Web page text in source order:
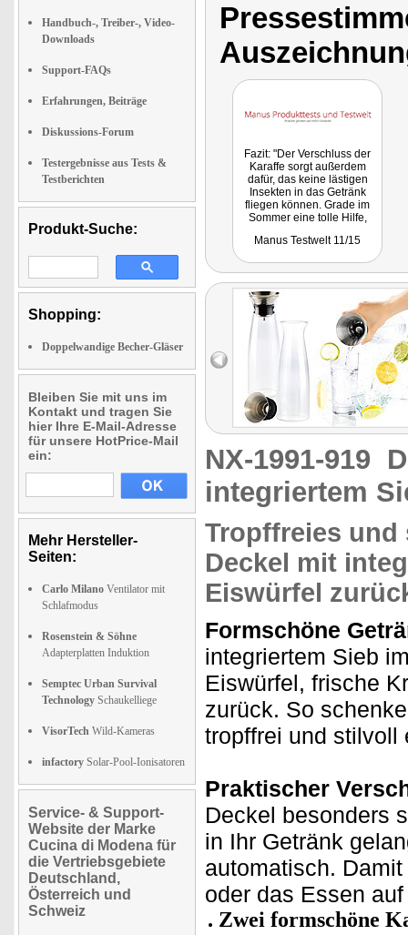
Handbuch-, Treiber-, Video-
Downloads
Support-FAQs
Erfahrungen, Beiträge
Diskussions-Forum
Testergebnisse aus Tests &
Testberichten
Produkt-Suche:
Shopping:
Doppelwandige Becher-Gläser
Bleiben Sie mit uns im
Kontakt und tragen Sie
hier Ihre E-Mail-Adresse
für unsere HotPrice-Mail
ein:
Mehr Hersteller-
Seiten:
Carlo Milano Ventilator mit
Schlafmodus
Rosenstein & Söhne
Adapterplatten Induktion
Semptec Urban Survival
Technology Schaukelliege
VisorTech Wild-Kameras
infactory Solar-Pool-Ionisatoren
Service- & Support-
Website der Marke
Cucina di Modena für
die Vertriebsgebiete
Deutschland,
Österreich und
Schweiz
Fazit: "Der Verschluss der
Karaffe sorgt außerdem
dafür, das keine lästigen
Insekten in das Getränk
fliegen können. Grade im
Sommer eine tolle Hilfe,
Wespe darin verirren."
Manus Testwelt 11/15
NX-1991-919
integriertem
Tropffreies und
Deckel mit
Eiswürfel
Formschöne
integriertem Sieb
Eiswürfel, frische
zurück. So
tropffrei und stilvoll
Praktischer
Deckel besonders
in Ihr Getränk
automatisch.
oder das Essen
Zwei formschöne